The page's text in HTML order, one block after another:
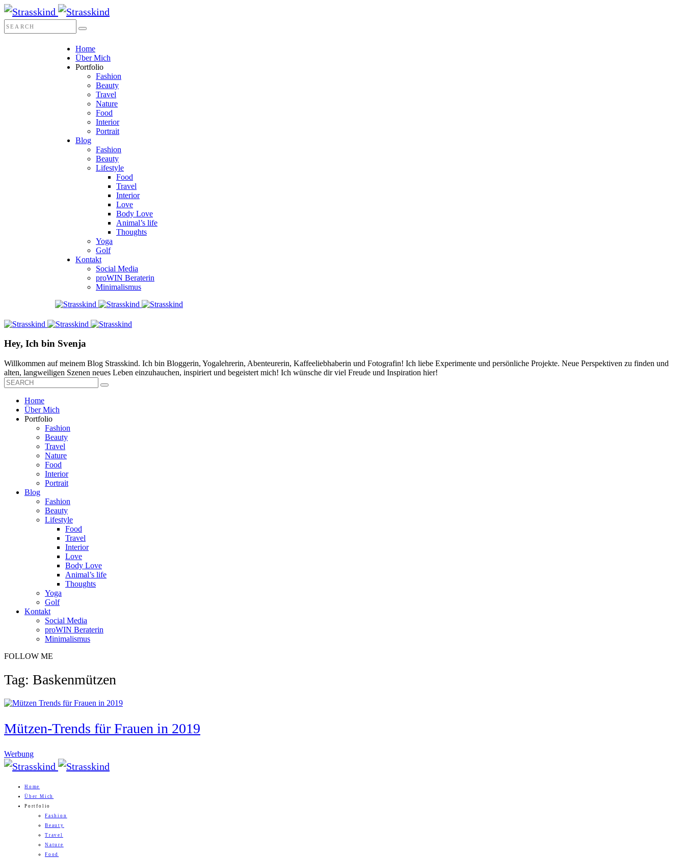
Home
Über Mich
Portfolio
Fashion
Beauty
Travel
Nature
Food
Interior
Portrait
Blog
Fashion
Beauty
Lifestyle
Food
Travel
Interior
Love
Body Love
Animal’s life
Thoughts
Yoga
Golf
Kontakt
Social Media
proWIN Beraterin
Minimalismus
Hey, Ich bin Svenja
Willkommen auf meinem Blog Strasskind. Ich bin Bloggerin, Yogalehrerin, Abenteurerin, Kaffeeliebhaberin und Fotografin! Ich liebe Experimente und persönliche Projekte. Neue Perspektiven zu finden und
alten, langweiligen Szenen neues Leben einzuhauchen, inspiriert und begeistert mich! Ich wünsche dir viel Freude und Inspiration hier!
Home
Über Mich
Portfolio
Fashion
Beauty
Travel
Nature
Food
Interior
Portrait
Blog
Fashion
Beauty
Lifestyle
Food
Travel
Interior
Love
Body Love
Animal’s life
Thoughts
Yoga
Golf
Kontakt
Social Media
proWIN Beraterin
Minimalismus
FOLLOW ME
Tag: Baskenmützen
Mützen-Trends für Frauen in 2019
Werbung
Home
Über Mich
Portfolio
Fashion
Beauty
Travel
Nature
Food